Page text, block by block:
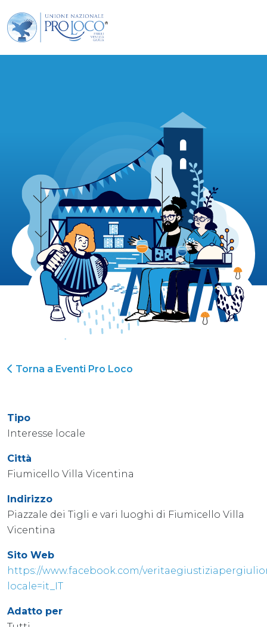
Torna a Eventi Pro Loco
Tipo
Interesse locale
Città
Fiumicello Villa Vicentina
Indirizzo
Piazzale dei Tigli e vari luoghi di Fiumicello Villa
Vicentina
Sito Web
https://www.facebook.com/
locale=it_IT
Adatto per